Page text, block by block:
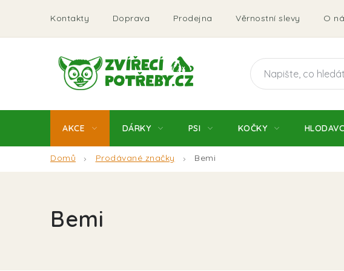
obsah
Kontakty Doprava Prodejna Věrnostní slevy O
AKCE DÁRKY PSI KOČKY
Domů Prodávané značky Bemi
Bemi